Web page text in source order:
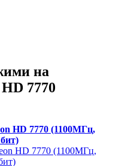
на
7770
HD 7770 (1100МГц,